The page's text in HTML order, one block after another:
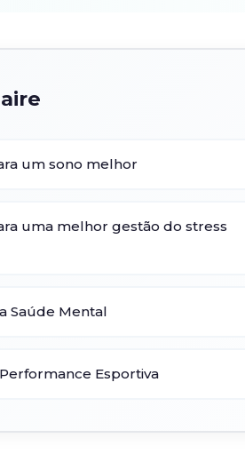
um sono melhor
uma melhor gestão do stress
Saúde Mental
Esportiva